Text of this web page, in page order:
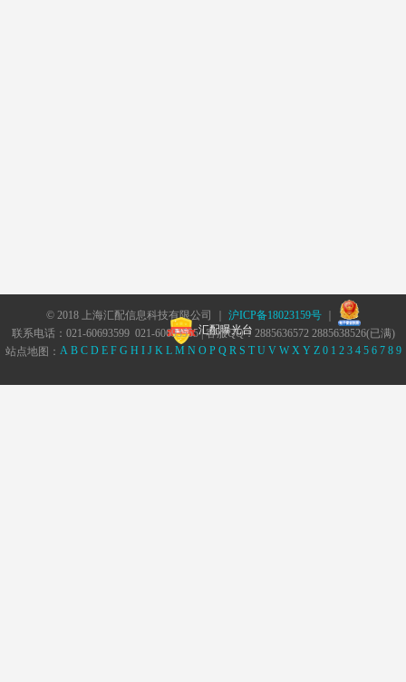
© 2018 上海汇配信息科技有限公司 ｜ 沪ICP备18023159号｜
汇配曝光台
联系电话：021-60693599 021-60693555 | 客服QQ：2885636572 2885638526(已满)
站点地图： A B C D E F G H I J K L M N O P Q R S T U V W X Y Z 0 1 2 3 4 5 6 7 8 9